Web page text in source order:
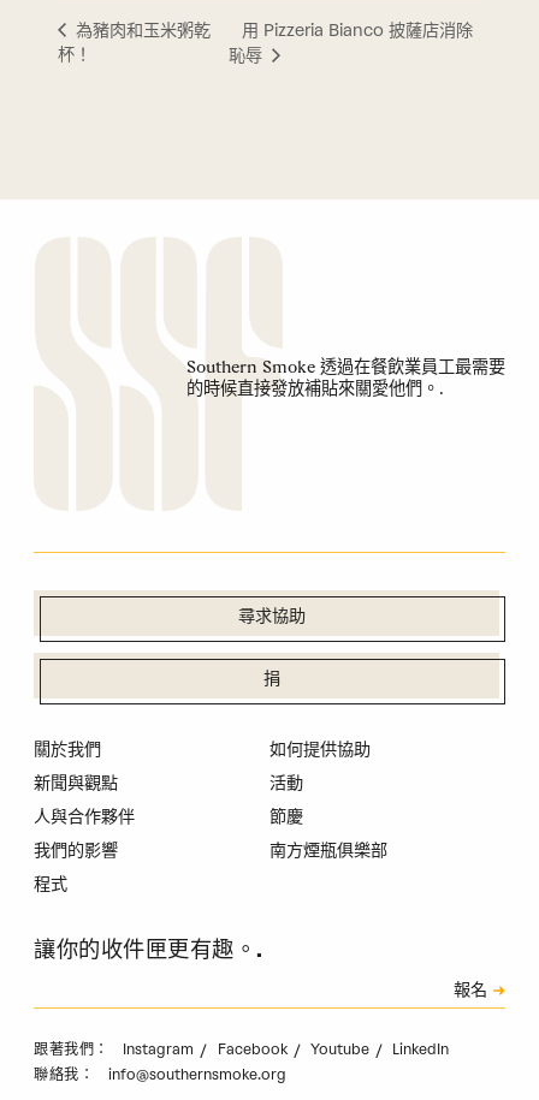
為豬肉和玉米粥乾
杯！
用 Pizzeria Bianco 披薩店消除
恥辱
Southern Smoke 透過在餐飲業員工最需要
的時候直接發放補貼來關愛他們。.
尋求協助
捐
關於我們
新聞與觀點
人與合作夥伴
我們的影響
程式
如何提供協助
活動
節慶
南方煙瓶俱樂部
讓你的收件匣更有趣。.
驗證碼
報名
跟著我們： Instagram Facebook Youtube LinkedIn
聯絡我： info@southernsmoke.org